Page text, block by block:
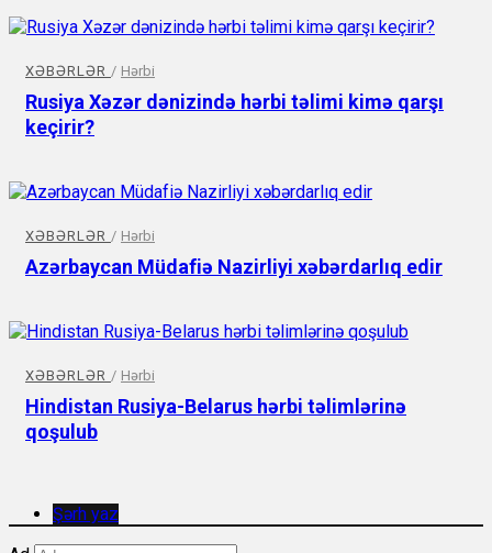
XƏBƏRLƏR / Hərbi
Rusiya Xəzər dənizində hərbi təlimi kimə qarşı
keçirir?
XƏBƏRLƏR / Hərbi
Azərbaycan Müdafiə Nazirliyi xəbərdarlıq edir
XƏBƏRLƏR / Hərbi
Hindistan Rusiya-Belarus hərbi təlimlərinə
qoşulub
Şərh yaz